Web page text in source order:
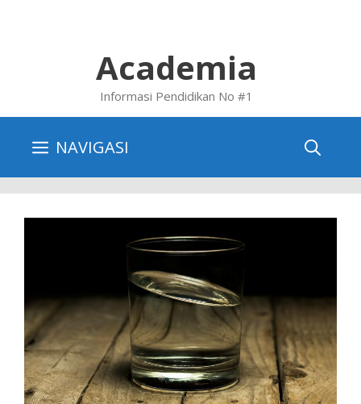
Academia
Informasi Pendidikan No #1
NAVIGASI